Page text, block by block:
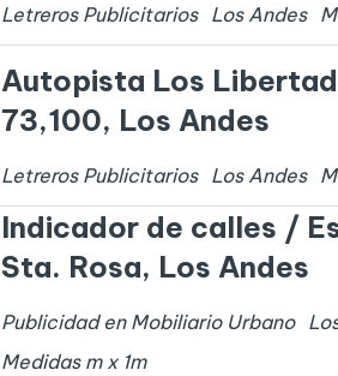
Letreros Publicitarios Los Andes
Autopista Los
73,100, Los Andes
Letreros Publicitarios Los Andes
Indicador de calles /
Sta. Rosa, Los Andes
Publicidad en Mobiliario Urbano
Medidas m x 1m